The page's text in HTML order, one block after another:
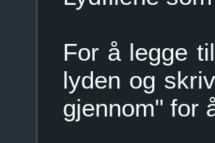
For å legge
lyden og
gjennom" for